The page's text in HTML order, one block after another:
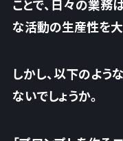
ことで、 日々の業務
な活動の生産性を
しかし、以下のよ
ないでしょうか。